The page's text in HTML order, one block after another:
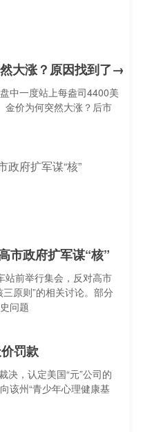
大涨？原因找到了→
中一度站上每盎司4400美
金价为何突然大涨？后市
市政府扩军谋“核”
站前举行集会，反对高市
原则”的相关讨论。部分
问题
罚款
决，认定美国“元”公司的
该州“青少年心理健康基